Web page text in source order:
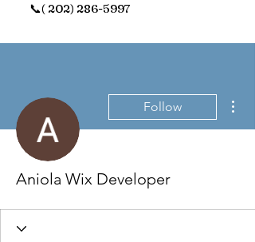
📞( 202) 286-5997
Follow
Aniola Wix Developer